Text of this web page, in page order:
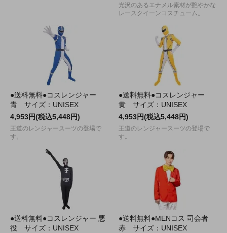
光沢のあるエナメル素材が艶やかな
レースクイーンコスチューム。
●送料無料●コスレンジャー
青 サイズ：UNISEX
4,953円(税込5,448円)
王道のレンジャースーツの登場で
す。
●送料無料●コスレンジャー
黄 サイズ：UNISEX
4,953円(税込5,448円)
王道のレンジャースーツの登場で
す。
●送料無料●コスレンジャー 悪
役 サイズ：UNISEX
●送料無料●MENコス 司会者
赤 サイズ：UNISEX